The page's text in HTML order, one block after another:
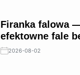
Firanka falowa
efektowne fale
2026-08-02